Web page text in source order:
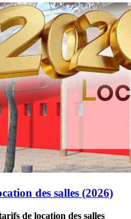
des salles (2026)
de location des salles